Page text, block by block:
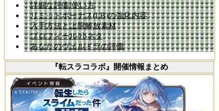
詳細な評価/使い方
リミットボーナス(LB)の強化内容
入手方法と上限解放素材
プロフィール/小ネタ
あなたのヴェルドラの評価
『転スラコラボ』開催情報まとめ